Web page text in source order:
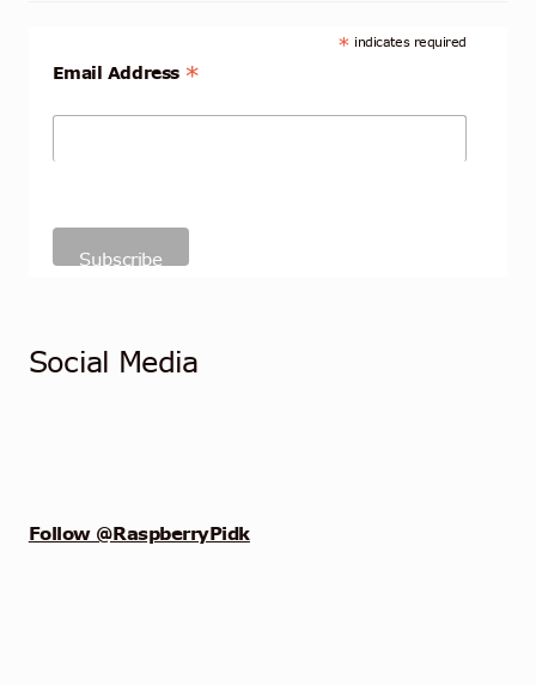
* indicates required
Email Address *
Social Media
Follow @RaspberryPidk